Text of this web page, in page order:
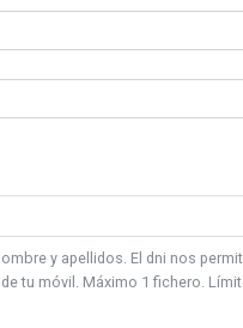
y apellidos. El dni nos
tu móvil. Máximo 1 fichero.